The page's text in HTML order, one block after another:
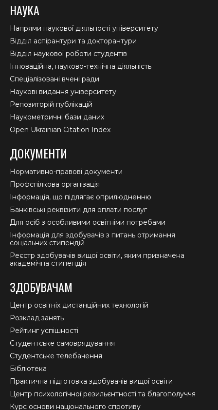
НАУКА
Напрями наукової діяльності університету
Відділ аспірантури та докторантури
Відділ наукової роботи студентів
Інноваційна, науково-технічна діяльність
Спеціалізовані вчені ради
Наукові видання університету
Репозиторій публікацій
Наукометричні бази даних
Open Ukrainian Citation Index
ДОКУМЕНТИ
Нормативно-правові документи
Профспілкова організація
Інформація, що підлягає оприлюдненню
Банківські реквізити для оплати послуг
Для осіб з особливими освітніми потребами
Інформація для здобувачів з питань отримання
соціальних стипендій
Реєстр здобувачів вищої освіти, яким призначена
академічна стипендія
ЗДОБУВАЧАМ
Центр освітніх дистанційних технологій
Розклад занять
Рейтинг успішності
Студентське самоврядування
Студентське телебачення
Бібліотека
Практична підготовка здобувачів вищої освіти
Центр психологічної резильєнтності та благополуччя
Курс основи національного спротиву